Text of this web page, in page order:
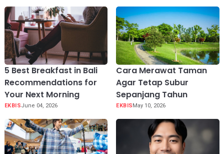
5 Best Breakfast in Bali
Recommendations for
Your Next Morning
EKBISJune 04, 2026
Cara Merawat Taman
Agar Tetap Subur
Sepanjang Tahun
EKBISMay 10, 2026